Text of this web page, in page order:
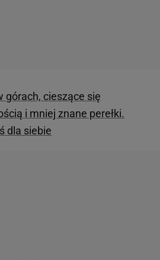
górach, cieszące się
i mniej znane perełki.
dla siebie